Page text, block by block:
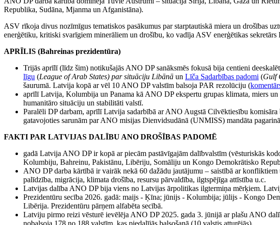
Republika, Sudāna, Mjanma un Afganistāna).
ASV rīkoja divus nozīmīgus tematiskos pasākumus par starptautiskā miera un drošības
enerģētiku, kritiski svarīgiem minerāliem un drošību, ko vadīja ASV enerģētikas sekretārs
APRĪLIS (Bahreinas prezidentūra)
Trijās aprīlī (līdz šim) notikušajās ANO DP sanāksmēs fokusā bija centieni
līgu (League of Arab States) par situāciju Libānā un Līča Sadarbības padomi (Gulf
šaurumā. Latvija kopā ar vēl 10 ANO DP valstīm balsoja PAR rezolūciju (
aprīlī Latvija, Kolumbija un Panama kā ANO DP ekspertu grupas klimata, miers
humanitāro situāciju un stabilitāti valstī.
Paralēli DP darbam, aprīlī Latvija sadarbībā ar ANO Augstā Cilvēktiesību
gatavojoties sarunām par ANO misijas Dienvidsudānā (UNMISS) mandāta
FAKTI PAR LATVIJAS DALĪBU ANO DROŠĪBAS PADOMĒ
gadā Latvija ANO DP ir kopā ar piecām pastāvīgajām dalībvalstīm (vēsturiskās
Kolumbiju, Bahreinu, Pakistānu, Libēriju, Somāliju un Kongo Demokrātisko
ANO DP darba kārtībā ir vairāk nekā 60 dažādu jautājumu – saistībā ar
palīdzība, migrācija, klimata drošība, resursu pārvaldība, ilgtspējīga attīstība u.c.
Latvijas dalība ANO DP bija viens no Latvijas ārpolitikas ilgtermiņa mērķiem.
Prezidentūru secība 2026. gadā: maijs - Ķīna; jūnijs - Kolumbija; jūlijs - Kongo
Libērija. Prezidentūru pārņem alfabēta secībā.
Latviju pirmo reizi vēsturē ievēlēja ANO DP 2025. gada 3. jūnijā ar plašu ANO
nobalsoja 178 no 188 valstīm, kas piedalījās balsošanā (10 valstis atturējās).